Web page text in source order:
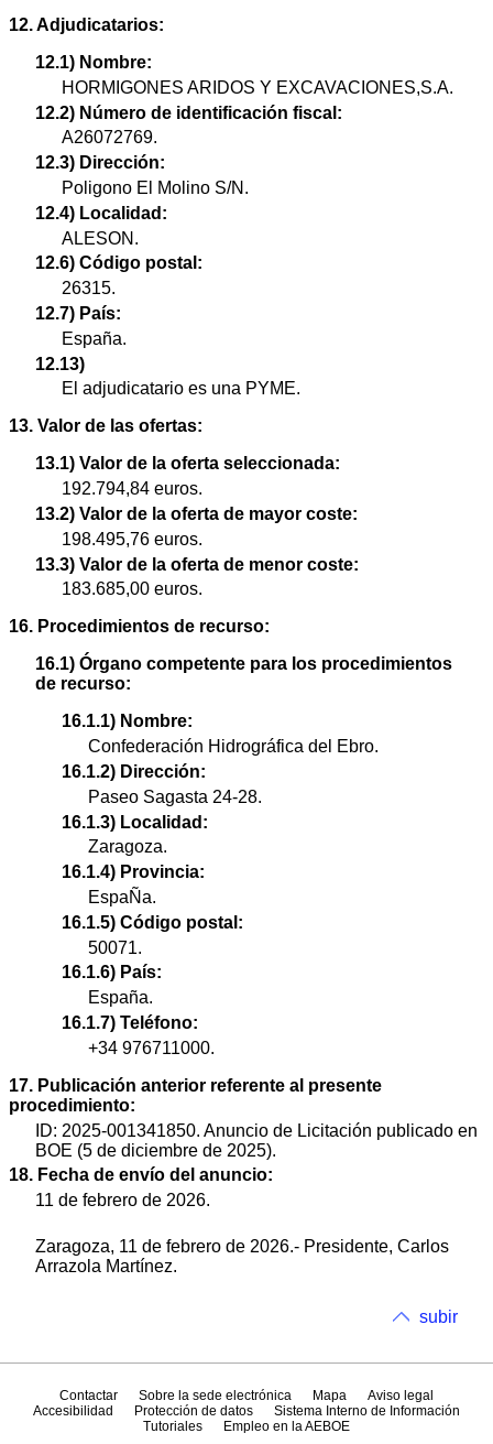
12. Adjudicatarios:
12.1) Nombre:
HORMIGONES ARIDOS Y EXCAVACIONES,S.A.
12.2) Número de identificación fiscal:
A26072769.
12.3) Dirección:
Poligono El Molino S/N.
12.4) Localidad:
ALESON.
12.6) Código postal:
26315.
12.7) País:
España.
12.13)
El adjudicatario es una PYME.
13. Valor de las ofertas:
13.1) Valor de la oferta seleccionada:
192.794,84 euros.
13.2) Valor de la oferta de mayor coste:
198.495,76 euros.
13.3) Valor de la oferta de menor coste:
183.685,00 euros.
16. Procedimientos de recurso:
16.1) Órgano competente para los procedimientos
de recurso:
16.1.1) Nombre:
Confederación Hidrográfica del Ebro.
16.1.2) Dirección:
Paseo Sagasta 24-28.
16.1.3) Localidad:
Zaragoza.
16.1.4) Provincia:
EspaÑa.
16.1.5) Código postal:
50071.
16.1.6) País:
España.
16.1.7) Teléfono:
+34 976711000.
17. Publicación anterior referente al presente
procedimiento:
ID: 2025-001341850. Anuncio de Licitación publicado en
BOE (5 de diciembre de 2025).
18. Fecha de envío del anuncio:
11 de febrero de 2026.
Zaragoza, 11 de febrero de 2026.- Presidente, Carlos
Arrazola Martínez.
subir
Contactar Sobre la sede electrónica Mapa
Aviso legal
Accesibilidad
Protección de datos
Sistema Interno de Información
Tutoriales
Empleo en la AEBOE